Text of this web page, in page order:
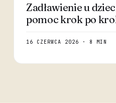
Zadławienie u
pomoc krok po
16 CZERWCA 2026 · 8 MIN